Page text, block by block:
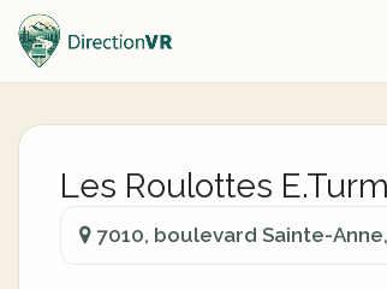
Les Roulottes
7010, boulevard Sainte-